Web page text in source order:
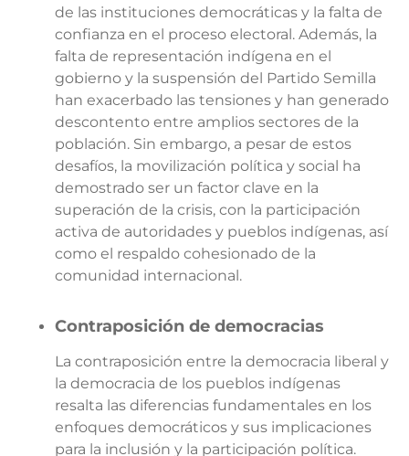
de las instituciones democráticas y la falta de
confianza en el proceso electoral. Además, la
falta de representación indígena en el
gobierno y la suspensión del Partido Semilla
han exacerbado las tensiones y han generado
descontento entre amplios sectores de la
población. Sin embargo, a pesar de estos
desafíos, la movilización política y social ha
demostrado ser un factor clave en la
superación de la crisis, con la participación
activa de autoridades y pueblos indígenas, así
como el respaldo cohesionado de la
comunidad internacional.
Contraposición de democracias
La contraposición entre la democracia liberal y
la democracia de los pueblos indígenas
resalta las diferencias fundamentales en los
enfoques democráticos y sus implicaciones
para la inclusión y la participación política.